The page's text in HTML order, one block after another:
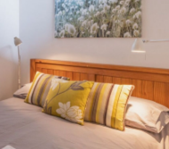
d'autres guettent le lever
pour leur préférer les
faites sans doute partie de
sélection de secteurs
se savoure.